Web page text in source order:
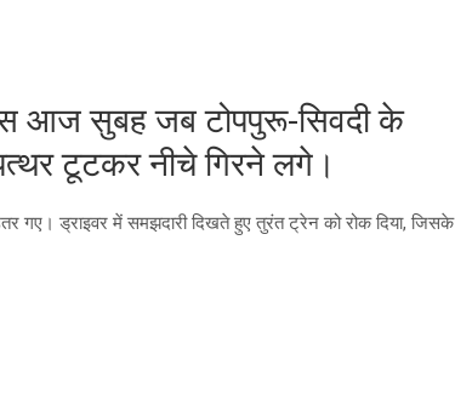
आज सुबह जब टोपपुरू-सिवदी के
टूटकर नीचे गिरने लगे।
गए। ड्राइवर में समझदारी दिखते हुए तुरंत ट्रेन को रोक दिया, जिसके